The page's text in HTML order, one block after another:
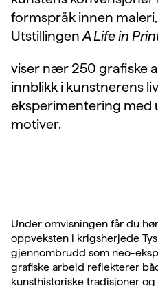
formspråk innen
Utstillingen A Life in
viser nær 250 grafiske
innblikk i kunstnerens
eksperimentering med
motiver.
Under omvisningen får du
oppveksten i krigsherjede
gjennombrudd som neo-
grafiske arbeid reflekterer
kunsthistoriske tradisjoner